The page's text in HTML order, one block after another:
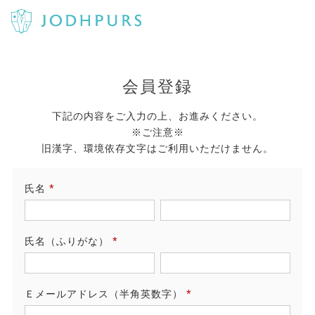
会員登録
下記の内容をご入力の上、お進みください。
※ご注意※
旧漢字、環境依存文字はご利用いただけません。
氏名
須)
氏名（ふりがな）
須)
Ｅメールアドレス（半角英数字）